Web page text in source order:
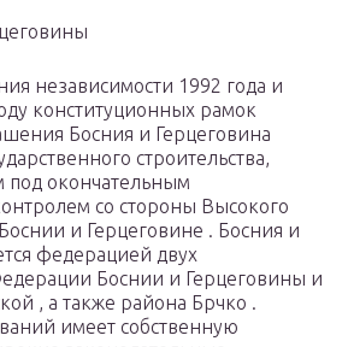
независимости 1992 года и
конституционных рамок
Босния и Герцеговина
строительства,
под окончательным
со стороны Высокого
и Герцеговине . Босния и
федерацией двух
Боснии и Герцеговины и
, а также района Брчко .
имеет собственную